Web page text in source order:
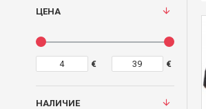
ЦЕНА
€ €
НАЛИЧИЕ